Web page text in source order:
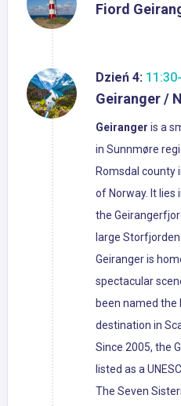
Fiord
Dzień 4:
Geiranger /
Geiranger is a
in Sunnmøre
Romsdal county
of Norway. It lies
the
large
Geiranger is
spectacular
been named the
destination in
Since 2005, the
listed as a
The Seven